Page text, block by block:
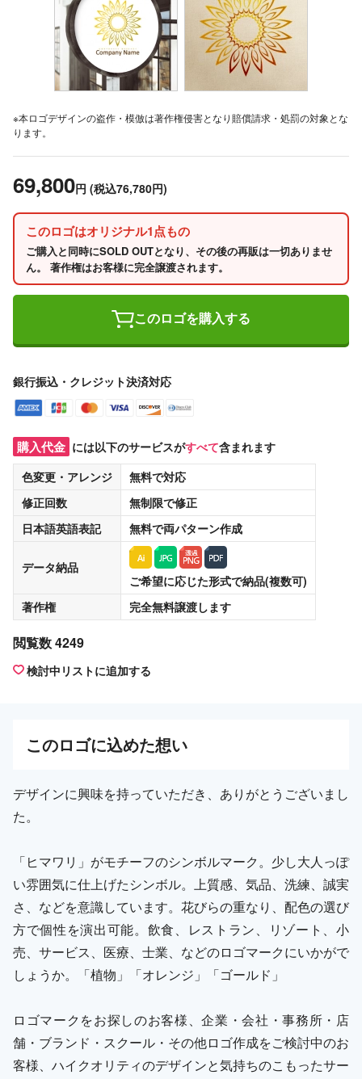
※本ロゴデザインの盗作・模倣は著作権侵害となり賠償請求・処罰の対象とな
ります。
69,800円 (税込76,780円)
このロゴはオリジナル1点もの
ご購入と同時にSOLD OUTとなり、その後の再販は一切ありませ
ん。 著作権はお客様に完全譲渡されます。
このロゴを購入する
銀行振込・クレジット決済対応
購入代金 には以下のサービスがすべて含まれます
色変更・アレンジ
無料で対応
修正回数
無制限で修正
日本語英語表記
無料で両パターン作成
データ納品
ご希望に応じた形式で納品(複数可)
著作権
完全無料譲渡します
閲覧数 4249
検討中リストに追加する
このロゴに込めた想い
デザインに興味を持っていただき、ありがとうございまし
た。
「ヒマワリ」がモチーフのシンボルマーク。少し大人っぽ
い雰囲気に仕上げたシンボル。上質感、気品、洗練、誠実
さ、などを意識しています。花びらの重なり、配色の選び
方で個性を演出可能。飲食、レストラン、リゾート、小
売、サービス、医療、士業、などのロゴマークにいかがで
しょうか。「植物」「オレンジ」「ゴールド」
ロゴマークをお探しのお客様、企業・会社・事務所・店
舗・ブランド・スクール・その他ロゴ作成をご検討中のお
客様、ハイクオリティのデザインと気持ちのこもったサー